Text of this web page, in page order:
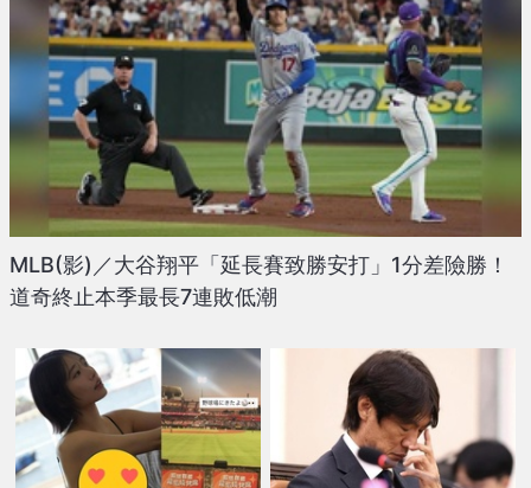
MLB(影)／大谷翔平「延長賽致勝安打」1分差險勝！
道奇終止本季最長7連敗低潮